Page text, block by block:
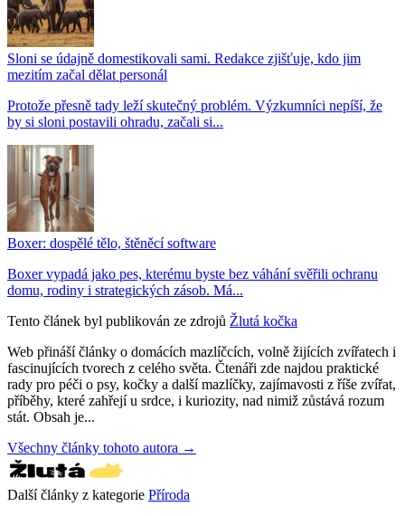
Sloni se údajně domestikovali sami. Redakce zjišťuje, kdo jim
mezitím začal dělat personál
Protože přesně tady leží skutečný problém. Výzkumníci nepíší, že
by si sloni postavili ohradu, začali si...
Boxer: dospělé tělo, štěněcí software
Boxer vypadá jako pes, kterému byste bez váhání svěřili ochranu
domu, rodiny i strategických zásob. Má...
Tento článek byl publikován ze zdrojů Žlutá kočka
Web přináší články o domácích mazlíčcích, volně žijících zvířatech i
fascinujících tvorech z celého světa. Čtenáři zde najdou praktické
rady pro péči o psy, kočky a další mazlíčky, zajímavosti z říše zvířat,
příběhy, které zahřejí u srdce, i kuriozity, nad nimiž zůstává rozum
stát. Obsah je...
Všechny články tohoto autora →
Další články z kategorie Příroda